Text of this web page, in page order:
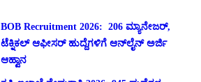
BOB Recruitment 2026: 206 ಮ್ಯಾನೇಜರ್,
ಟೆಕ್ನಿಕಲ್ ಆಫೀಸರ್ ಹುದ್ದೆಗಳಿಗೆ ಆನ್‌ಲೈನ್ ಅರ್ಜಿ
ಆಹ್ವಾನ